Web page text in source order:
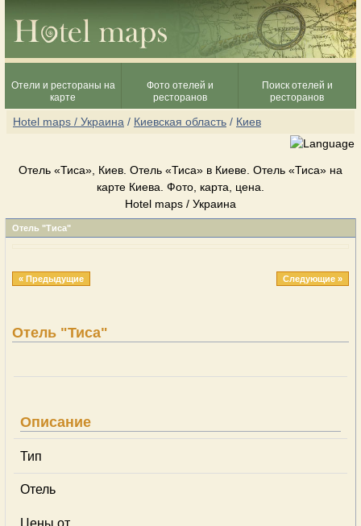
Отели и рестораны на
карте
Фото отелей и
ресторанов
Поиск отелей и
ресторанов
Hotel maps / Украина / Киевская область / Киев
Отель «Тиса», Киев. Отель «Тиса» в Киеве. Отель «Тиса» на
карте Киева. Фото, карта, цена.
Hotel maps / Украина
Отель "Тиса"
« Предыдущие Следующие »
Отель "Тиса"
Описание
Тип
Отель
Цены от